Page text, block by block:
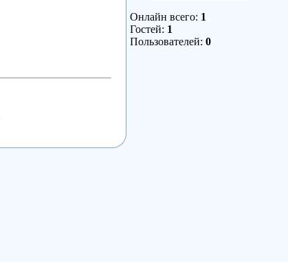
Онлайн всего: 1
Гостей: 1
Пользователей: 0